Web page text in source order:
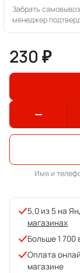
Забрать
менеджер
230 ₽
Имя и
5,0 из 5 на
магазинах
Больше 1 700
Оплата
магазине